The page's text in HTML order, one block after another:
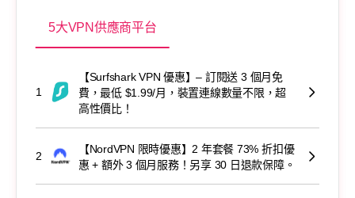
5大VPN供應商平台
1
【Surfshark VPN 優惠】– 訂閱送 3 個月免
費，最低 $1.99/月，裝置連線數量不限，超
高性價比！
2
【NordVPN 限時優惠】2 年套餐 73% 折扣優
惠 + 額外 3 個月服務！另享 30 日退款保障。